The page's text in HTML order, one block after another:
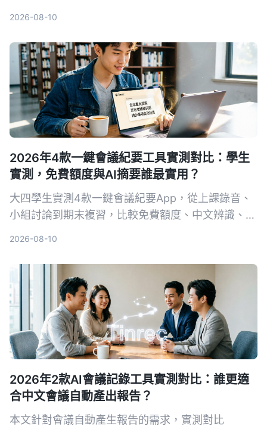
2026-08-10
2026年4款一鍵會議紀要工具實測對比：學生
實測，免費額度與AI摘要誰最實用？
大四學生實測4款一鍵會議紀要App，從上課錄音、
小組討論到期末複習，比較免費額度、中文辨識、AI
2026-08-10
2026年2款AI會議記錄工具實測對比：誰更適
合中文會議自動產出報告？
本文針對會議自動產生報告的需求，實測對比